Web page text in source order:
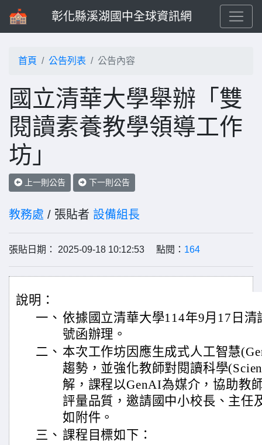
彰化縣溪湖國中全球資訊網
首頁 公告列表 公告內容
國立清華大學舉辦「雙
閱讀素養教學領導工作
坊」
上一則公告 下一則公告
教務處 / 張貼者 設備組長
張貼日期： 2025-09-18 10:12:53 點閱： 164
說明：
一、 依據國立清華大學114年9月17日清
號函辦理。
二、 本次工作坊因應生成式人工智慧
趨勢，並強化教師對閱讀科學
解，課程以GenAI為媒介，協助教
評量品質，邀請國中小校長、主任
如附件。
三、 課程目標如下：